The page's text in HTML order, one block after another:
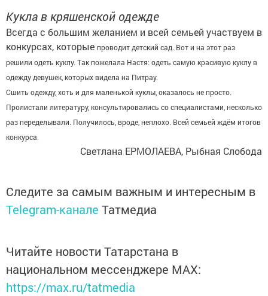
Кукла в кряшенской одежде
Всегда с большим жела­нием и всей семьей учас­твуем в
конкурсах, которые проводит детский сад. Вот и на этот раз
решили одеть куклу. Так пожелала Настя: одеть самую красивую куклу в
одежду девушек, которых видела на Питрау.
Сшить одежду, хоть и для маленькой куклы, оказалось не просто.
Пролистали лите­ратуру, консультировались со специалистами, несколь­ко
раз переделывали. По­лучилось, вроде, неплохо. Всей семьей ждём итогов
конкурса.
Светлана ЕРМОЛАЕВА, Рыбная Слобода
Следите за самым важным и интересным в
Telegram-канале Татмедиа
Читайте новости Татарстана в
национальном мессенджере MАХ:
https://max.ru/tatmedia